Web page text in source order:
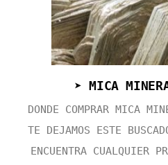
➤ MICA
DONDE COMPRAR MICA
TE DEJAMOS ESTE
ENCUENTRA CUALQUIER